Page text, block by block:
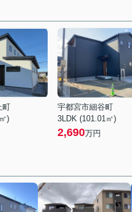
町
)
宇都宮市細谷町
3LDK (101.01㎡)
2,690万円